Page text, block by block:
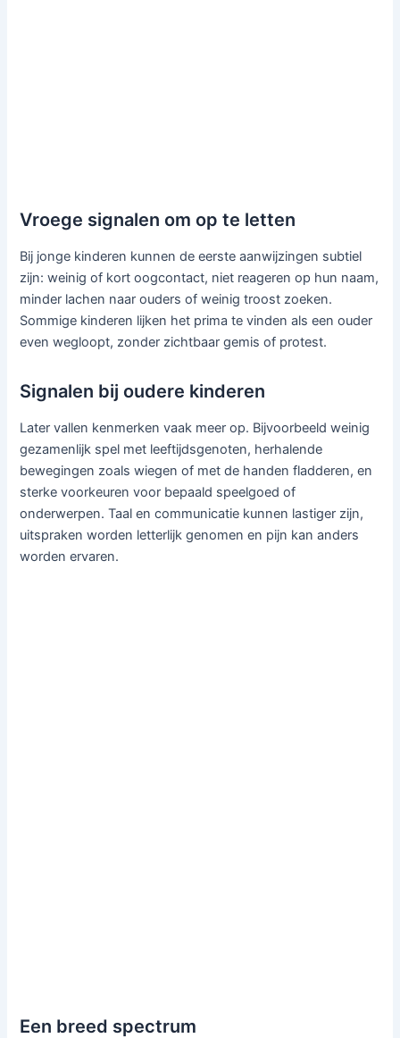
Vroege signalen om op te letten
Bij jonge kinderen kunnen de eerste aanwijzingen subtiel
zijn: weinig of kort oogcontact, niet reageren op hun naam,
minder lachen naar ouders of weinig troost zoeken.
Sommige kinderen lijken het prima te vinden als een ouder
even wegloopt, zonder zichtbaar gemis of protest.
Signalen bij oudere kinderen
Later vallen kenmerken vaak meer op. Bijvoorbeeld weinig
gezamenlijk spel met leeftijdsgenoten, herhalende
bewegingen zoals wiegen of met de handen fladderen, en
sterke voorkeuren voor bepaald speelgoed of
onderwerpen. Taal en communicatie kunnen lastiger zijn,
uitspraken worden letterlijk genomen en pijn kan anders
worden ervaren.
Een breed spectrum